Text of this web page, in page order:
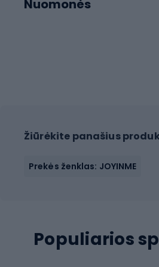
Nuomonės
Žiūrėkite panašius
Prekės ženklas: JOYINME
Populiarios